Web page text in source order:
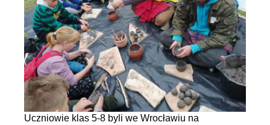
Uczniowie klas 5-8 byli we Wrocławiu na